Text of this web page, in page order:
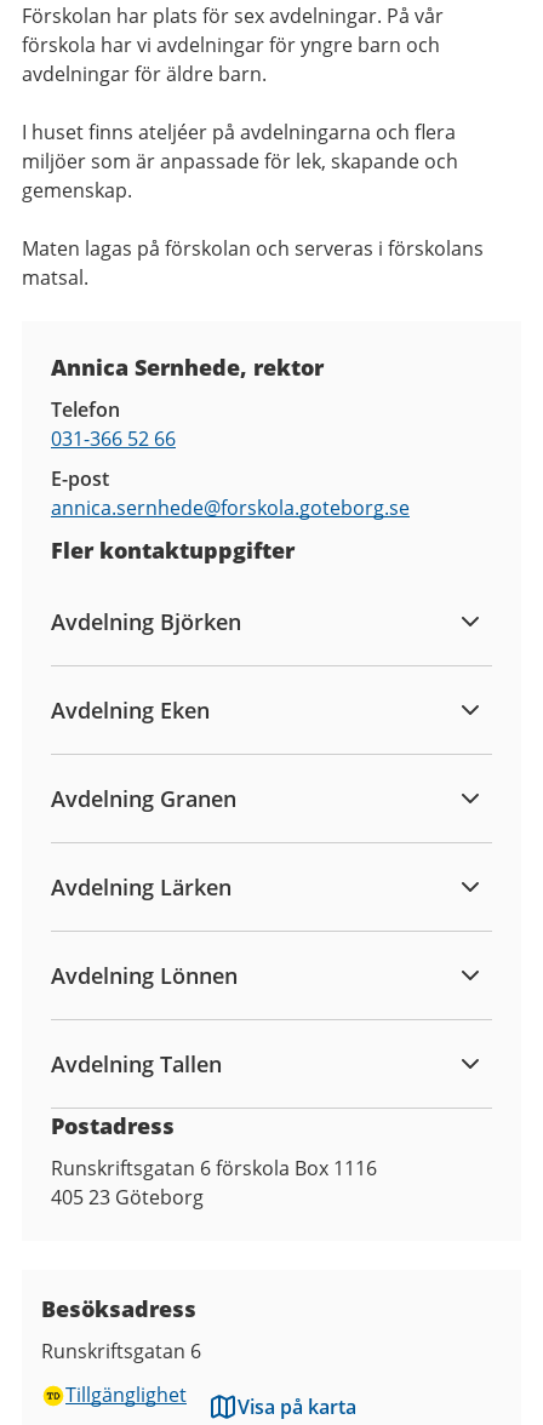
Förskolan har plats för sex avdelningar. På vår
förskola har vi avdelningar för yngre barn och
avdelningar för äldre barn.
I huset finns ateljéer på avdelningarna och flera
miljöer som är anpassade för lek, skapande och
gemenskap.
Maten lagas på förskolan och serveras i förskolans
matsal.
Annica Sernhede, rektor
Telefon
031-366 52 66
E-post
annica.sernhede@forskola.goteborg.se
Fler kontaktuppgifter
Avdelning Björken
Avdelning Eken
Avdelning Granen
Avdelning Lärken
Avdelning Lönnen
Avdelning Tallen
Postadress
Runskriftsgatan 6 förskola Box 1116
405 23 Göteborg
Besöksadress
Runskriftsgatan 6
Tillgänglighet
Visa på karta